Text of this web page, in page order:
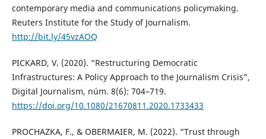
contemporary media and communications policymaking.
Reuters Institute for the Study of Journalism.
http://bit.ly/45vzAOQ
PICKARD, V. (2020). “Restructuring Democratic
Infrastructures: A Policy Approach to the Journalism Crisis”,
Digital Journalism, núm. 8(6): 704–719.
https://doi.org/10.1080/21670811.2020.1733433
PROCHAZKA, F., & OBERMAIER, M. (2022). “Trust through